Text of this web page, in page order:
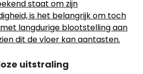
staat om zijn
is het belangrijk om toch
langdurige blootstelling aan
dit de vloer kan aantasten.
uitstraling